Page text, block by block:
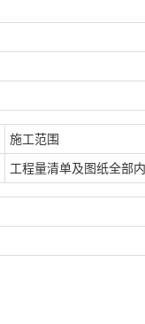
施工范围
工程量清单及图纸全部